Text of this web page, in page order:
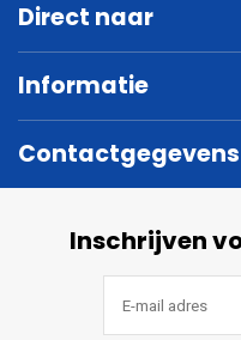
Direct naar
Informatie
Contactgegevens
Inschrijven